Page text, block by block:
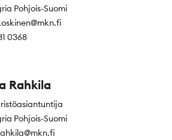
Pohjois-Suomi
0368
Rahkila
Pohjois-Suomi